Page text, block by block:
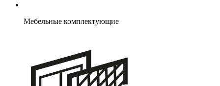
Мебельные комплектующие